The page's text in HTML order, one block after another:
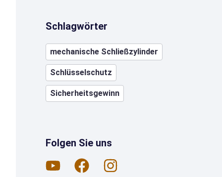
Schlagwörter
mechanische Schließzylinder
Schlüsselschutz
Sicherheitsgewinn
Folgen Sie uns